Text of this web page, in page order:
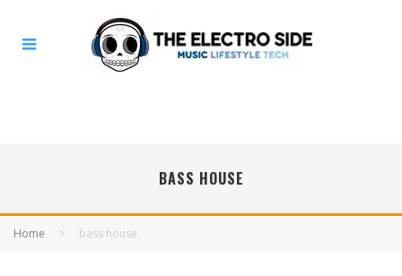
BASS HOUSE
Home bass house